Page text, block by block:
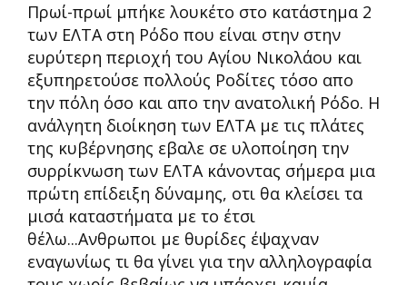
Πρωί-πρωί μπήκε λουκέτο στο κατάστημα 2
των ΕΛΤΑ στη Ρόδο που είναι στην στην
ευρύτερη περιοχή του Αγίου Νικολάου και
εξυπηρετούσε πολλούς Ροδίτες τόσο απο
την πόλη όσο και απο την ανατολική Ρόδο. Η
ανάλγητη διοίκηση των ΕΛΤΑ με τις πλάτες
της κυβέρνησης εβαλε σε υλοποίηση την
συρρίκνωση των ΕΛΤΑ κάνοντας σήμερα μια
πρώτη επίδειξη δύναμης, οτι θα κλείσει τα
μισά καταστήματα με το έτσι
θέλω...Ανθρωποι με θυρίδες έψαχναν
εναγωνίως τι θα γίνει για την αλληλογραφία